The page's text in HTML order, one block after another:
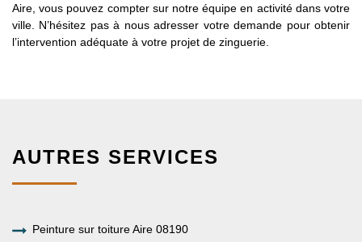
Aire, vous pouvez compter sur notre équipe en activité dans votre
ville. N’hésitez pas à nous adresser votre demande pour obtenir
l’intervention adéquate à votre projet de zinguerie.
AUTRES SERVICES
Peinture sur toiture Aire 08190